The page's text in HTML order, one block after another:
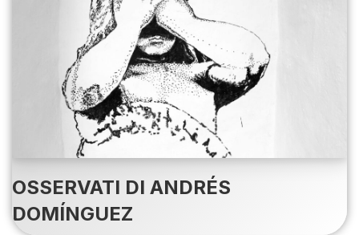
OSSERVATI DI ANDRÉS
DOMÍNGUEZ